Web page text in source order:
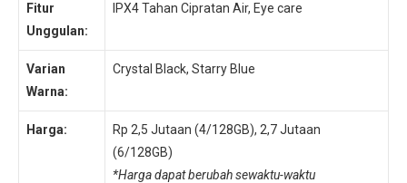
Fitur
Unggulan:
IPX4 Tahan Cipratan Air, Eye care
Varian
Warna:
Crystal Black, Starry Blue
Harga:
Rp 2,5 Jutaan (4/128GB), 2,7 Jutaan
(6/128GB)
*Harga dapat berubah sewaktu-waktu